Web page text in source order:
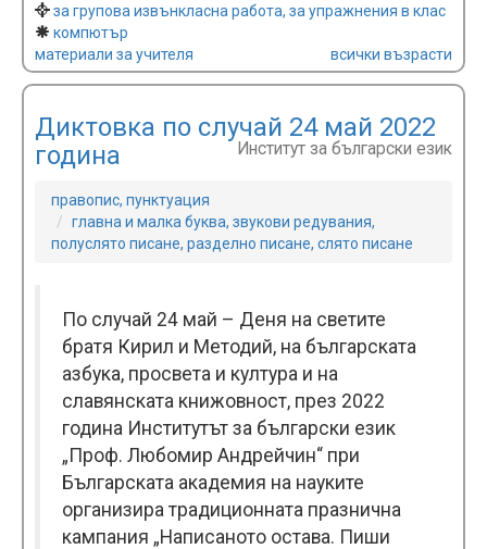
за групова извънкласна работа, за упражнения в клас
компютър
материали за учителя
всички възрасти
Диктовка по случай 24 май 2022
година
Институт за български език
правопис, пунктуация
главна и малка буква, звукови редувания,
полуслято писане, разделно писане, слято писане
По случай 24 май – Деня на светите
братя Кирил и Методий, на българската
азбука, просвета и култура и на
славянската книжовност, през 2022
година Институтът за български език
„Проф. Любомир Андрейчин“ при
Българската академия на науките
организира традиционната празнична
кампания „Написаното остава. Пиши